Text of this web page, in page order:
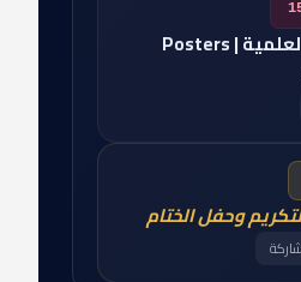
الملصقات العلمية | Posters
وحفل الختام